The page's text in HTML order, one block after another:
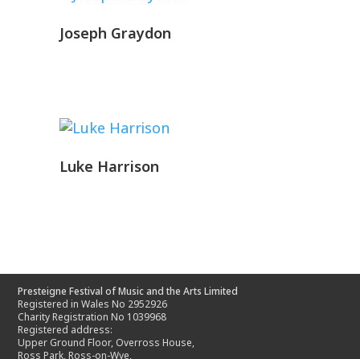
Joseph Graydon
Luke Harrison
Presteigne Festival of Music and the Arts Limited
Registered in Wales No 2952926
Charity Registration No 1039968
Registered address:
Upper Ground Floor, Overross House,
Ross Park, Ross-on-Wye,